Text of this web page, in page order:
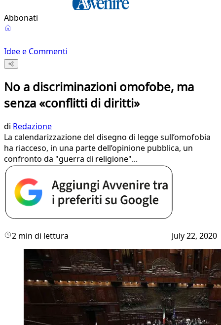
Abbonati
Idee e Commenti
No a discriminazioni omofobe, ma
senza «conflitti di diritti»
di Redazione
La calendarizzazione del disegno di legge sull’omofobia
ha riacceso, in una parte dell’opinione pubblica, un
confronto da "guerra di religione"...
2 min di lettura July 22, 2020